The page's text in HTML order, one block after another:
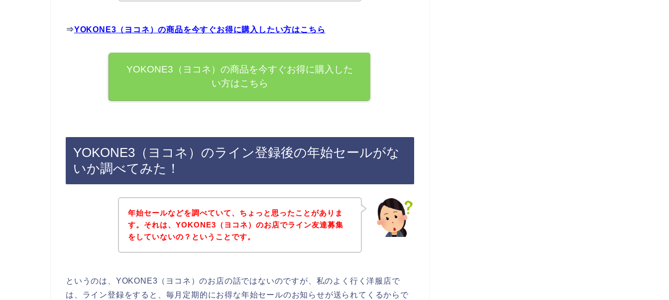
⇒YOKONE3（ヨコネ）の商品を今すぐお得に購入したい方はこちら
YOKONE3（ヨコネ）の商品を今すぐお得に購入した
い方はこちら
YOKONE3（ヨコネ）のライン登録後の年始セールがな
いか調べてみた！
年始セールなどを調べていて、ちょっと思ったことがありま
す。それは、YOKONE3（ヨコネ）のお店でライン友達募集
をしていないの？ということです。
というのは、YOKONE3（ヨコネ）のお店の話ではないのですが、私のよく行く洋服店で
は、ライン登録をすると、毎月定期的にお得な年始セールのお知らせが送られてくるからで